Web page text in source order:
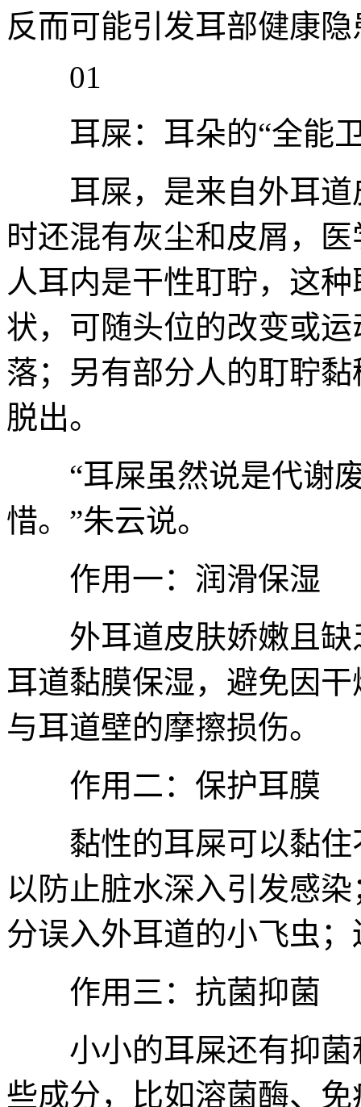
反而可能引发耳部健康隐
01
耳屎：耳朵的“全能
耳屎，是来自外耳道
时还混有灰尘和皮屑，
人耳内是干性耵聍，这
状，可随头位的改变或
落；另有部分人的耵聍
脱出。
“耳屎虽然说是代谢废
惜。”朱云说。
作用一：润滑保湿
外耳道皮肤娇嫩且缺
耳道黏膜保湿，避免因
与耳道壁的摩擦损伤。
作用二：保护耳膜
黏性的耳屎可以黏住
以防止脏水深入引发感
分误入外耳道的小飞虫
作用三：抗菌抑菌
小小的耳屎还有抑菌
些成分，比如溶菌酶、